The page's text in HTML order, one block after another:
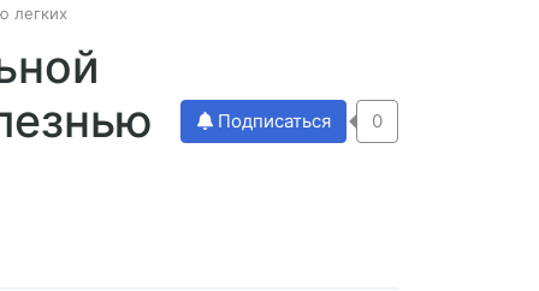
легких
Подписаться 0